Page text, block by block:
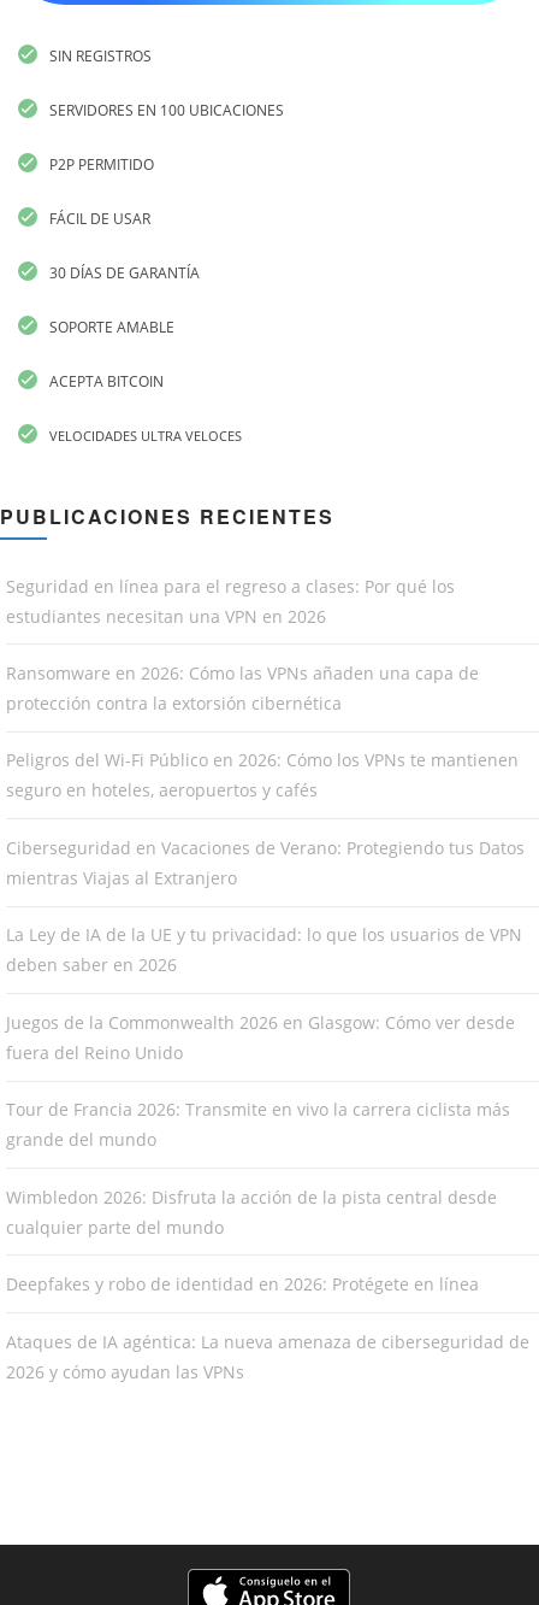
SIN REGISTROS
SERVIDORES EN 100 UBICACIONES
P2P PERMITIDO
FÁCIL DE USAR
30 DÍAS DE GARANTÍA
SOPORTE AMABLE
ACEPTA BITCOIN
VELOCIDADES ULTRA VELOCES
PUBLICACIONES RECIENTES
Seguridad en línea para el regreso a clases: Por qué los
estudiantes necesitan una VPN en 2026
Ransomware en 2026: Cómo las VPNs añaden una capa de
protección contra la extorsión cibernética
Peligros del Wi-Fi Público en 2026: Cómo los VPNs te mantienen
seguro en hoteles, aeropuertos y cafés
Ciberseguridad en Vacaciones de Verano: Protegiendo tus Datos
mientras Viajas al Extranjero
La Ley de IA de la UE y tu privacidad: lo que los usuarios de VPN
deben saber en 2026
Juegos de la Commonwealth 2026 en Glasgow: Cómo ver desde
fuera del Reino Unido
Tour de Francia 2026: Transmite en vivo la carrera ciclista más
grande del mundo
Wimbledon 2026: Disfruta la acción de la pista central desde
cualquier parte del mundo
Deepfakes y robo de identidad en 2026: Protégete en línea
Ataques de IA agéntica: La nueva amenaza de ciberseguridad de
2026 y cómo ayudan las VPNs